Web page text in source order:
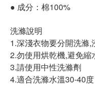
● 成分：棉100%
洗滌說明
1.深淺衣物要分開洗滌
2.勿使用烘乾機,避免縮
3.請使用中性洗滌劑
4.適合洗滌水溫30-40度